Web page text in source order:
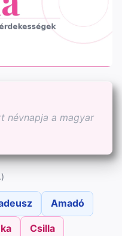
névnapja a magyar
Amadó
Csilla